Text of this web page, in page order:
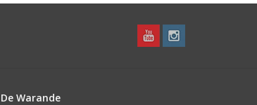
De Warande